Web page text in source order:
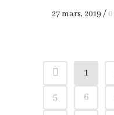
27 mars, 2019 /
1
5
6